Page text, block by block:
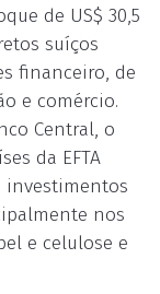
de US$ 30,5
suíços
financeiro, de
e comércio.
Central, o
da EFTA
investimentos
nos
e celulose e